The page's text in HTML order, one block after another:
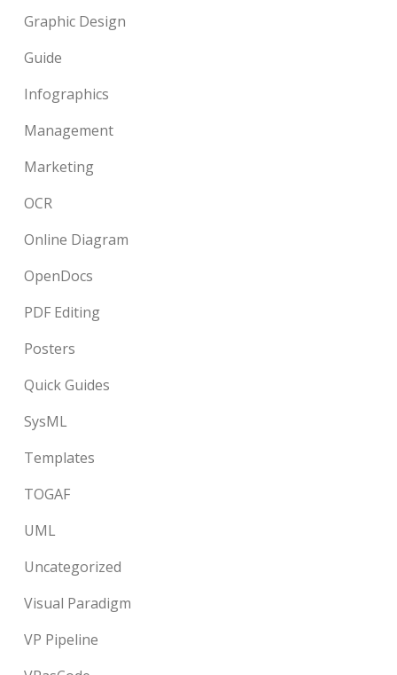
Graphic Design
Guide
Infographics
Management
Marketing
OCR
Online Diagram
OpenDocs
PDF Editing
Posters
Quick Guides
SysML
Templates
TOGAF
UML
Uncategorized
Visual Paradigm
VP Pipeline